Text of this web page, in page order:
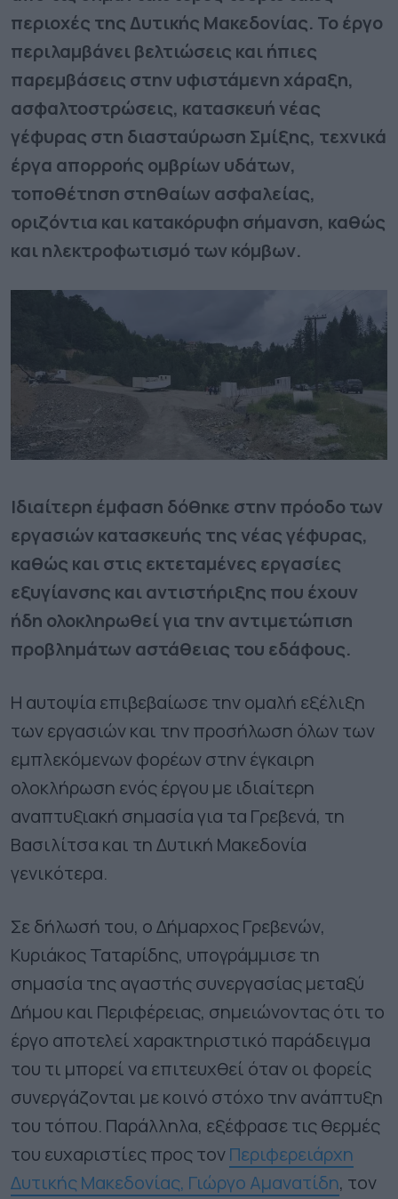
περιοχές της Δυτικής Μακεδονίας. Το έργο
περιλαμβάνει βελτιώσεις και ήπιες
παρεμβάσεις στην υφιστάμενη χάραξη,
ασφαλτοστρώσεις, κατασκευή νέας
γέφυρας στη διασταύρωση Σμίξης, τεχνικά
έργα απορροής ομβρίων υδάτων,
τοποθέτηση στηθαίων ασφαλείας,
οριζόντια και κατακόρυφη σήμανση, καθώς
και ηλεκτροφωτισμό των κόμβων.
Ιδιαίτερη έμφαση δόθηκε στην πρόοδο των
εργασιών κατασκευής της νέας γέφυρας,
καθώς και στις εκτεταμένες εργασίες
εξυγίανσης και αντιστήριξης που έχουν
ήδη ολοκληρωθεί για την αντιμετώπιση
προβλημάτων αστάθειας του εδάφους.
Η αυτοψία επιβεβαίωσε την ομαλή εξέλιξη
των εργασιών και την προσήλωση όλων των
εμπλεκόμενων φορέων στην έγκαιρη
ολοκλήρωση ενός έργου με ιδιαίτερη
αναπτυξιακή σημασία για τα Γρεβενά, τη
Βασιλίτσα και τη Δυτική Μακεδονία
γενικότερα.
Σε δήλωσή του, ο Δήμαρχος Γρεβενών,
Κυριάκος Ταταρίδης, υπογράμμισε τη
σημασία της αγαστής συνεργασίας μεταξύ
Δήμου και Περιφέρειας, σημειώνοντας ότι το
έργο αποτελεί χαρακτηριστικό παράδειγμα
του τι μπορεί να επιτευχθεί όταν οι φορείς
συνεργάζονται με κοινό στόχο την ανάπτυξη
του τόπου. Παράλληλα, εξέφρασε τις θερμές
του ευχαριστίες προς τονΠεριφερειάρχη
Δυτικής Μακεδονίας, Γιώργο Αμανατίδη, τον